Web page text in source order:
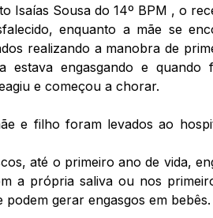
Isaías Sousa do 14º BPM , o
enquanto a mãe se
realizando a manobra de
engasgando e quando
e começou a chorar.
e filho foram levados ao
até o primeiro ano de vida,
a própria saliva ou nos
podem gerar engasgos em bebês.